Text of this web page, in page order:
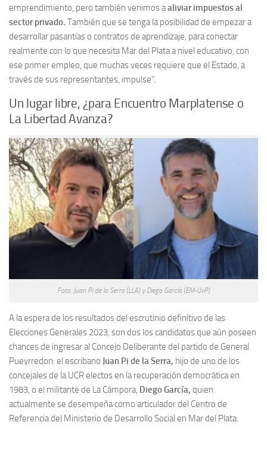
emprendimiento, pero también venimos aaliviar impuestos al
sector privado. También que se tenga la posibilidad de empezar a
desarrollar pasantías o contratos de aprendizaje, para conectar
realmente con lo que necesita Mar del Plata a nivel educativo, con
ese primer empleo, que muchas veces requiere que el Estado, a
través de sus representantes, impulse”.
Un lugar libre, ¿para Encuentro Marplatense o
La Libertad Avanza?
Foto: Juan Pi de la Serra (LLA) y Diego García (EM-UxP)
A la espera de los resultados del escrutinio definitivo de las
Elecciones Generales 2023, son dos los candidatos que aún poseen
chances de ingresar al Concejo Deliberante del partido de General
Pueyrredon: el escribano Juan Pi de la Serra, hijo de uno de los
concejales de la UCR electos en la recuperación democrática en
1983, o el militante de La Cámpora, Diego García, quien
actualmente se desempeña como articulador del Centro de
Referencia del Ministerio de Desarrollo Social en Mar del Plata.